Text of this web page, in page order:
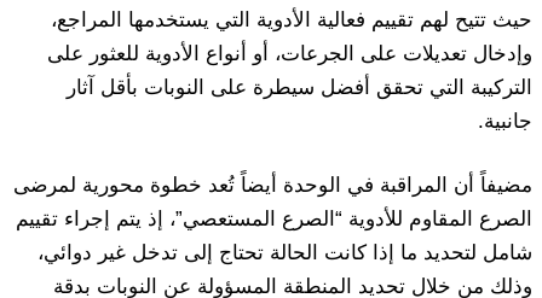
حيث تتيح لهم تقييم فعالية الأدوية التي يستخدمها المراجع،
وإدخال تعديلات على الجرعات، أو أنواع الأدوية للعثور على
التركيبة التي تحقق أفضل سيطرة على النوبات بأقل آثار
جانبية.
مضيفاً أن المراقبة في الوحدة أيضاً تُعد خطوة محورية لمرضى
الصرع المقاوم للأدوية “الصرع المستعصي”، إذ يتم إجراء تقييم
شامل لتحديد ما إذا كانت الحالة تحتاج إلى تدخل غير دوائي،
وذلك من خلال تحديد المنطقة المسؤولة عن النوبات بدقة